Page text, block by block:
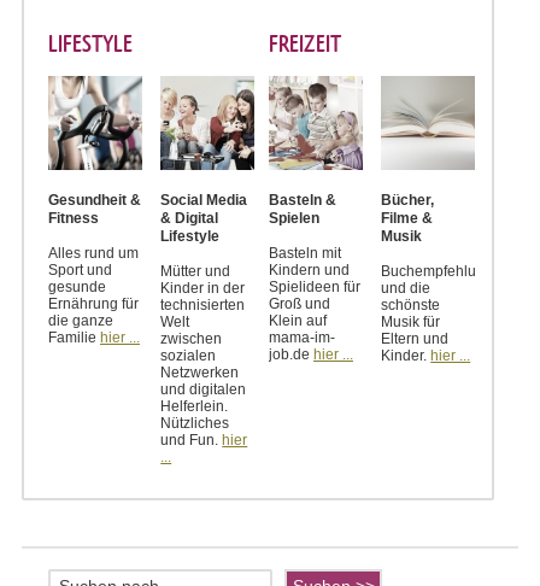
LIFESTYLE
Gesundheit &
Fitness
Alles rund um
Sport und
gesunde
Ernährung für
die ganze
Familie hier ...
Social Media
& Digital
Lifestyle
Mütter und
Kinder in der
technisierten
Welt
zwischen
sozialen
Netzwerken
und digitalen
Helferlein.
Nützliches
und Fun. hier
...
FREIZEIT
Basteln &
Spielen
Basteln mit
Kindern und
Spielideen für
Groß und
Klein auf
mama-im-
job.de hier ...
Bücher,
Filme &
Musik
Buchempfehlungen
und die
schönste
Musik für
Eltern und
Kinder. hier ...